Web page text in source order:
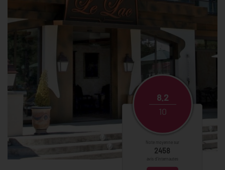
8.2
10
Note moyenne sur
2458
avis d'internautes